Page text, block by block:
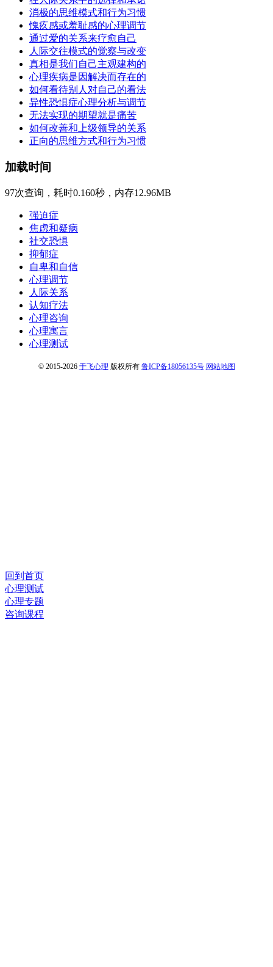
消极的思维模式和行为习惯
愧疚感或羞耻感的心理调节
通过爱的关系来疗愈自己
人际交往模式的觉察与改变
真相是我们自己主观建构的
心理疾病是因解决而存在的
如何看待别人对自己的看法
异性恐惧症心理分析与调节
无法实现的期望就是痛苦
如何改善和上级领导的关系
正向的思维方式和行为习惯
加载时间
97次查询，耗时0.160秒，内存12.96MB
强迫症
焦虑和疑病
社交恐惧
抑郁症
自卑和自信
心理调节
人际关系
认知疗法
心理咨询
心理寓言
心理测试
© 2015-2026 于飞心理 版权所有 鲁ICP备18056135号 网站地图
回到首页
心理测试
心理专题
咨询课程